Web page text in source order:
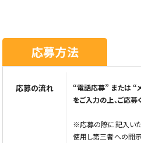
応募方法
応募の流れ
“電話応募” または “
をご入力の上、ご応募
※応募の際に記入い
使用し第三者への開